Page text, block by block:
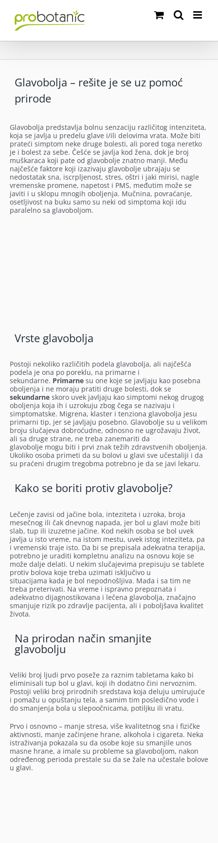
content
Glavobolja – rešite je se uz pomoć
prirode
Glavobolja predstavlja bolnu senzaciju različitog intenziteta,
koja se javlja u predelu glave i/ili delovima vrata. Može biti
prateći simptom neke druge bolesti, ali pored toga neretko
je i bolest za sebe. Češće se javlja kod žena, dok je broj
muškaraca koji pate od glavobolje znatno manji. Među
najčešće faktore koji izazivaju glavobolje ubrajaju se
nedostatak sna, iscrpljenost, stres, oštri i jaki mirisi, nagle
vremenske promene, napetost i PMS, međutim može se
javiti i u sklopu mnogih oboljenja. Mučnina, povraćanje,
osetljivost na buku samo su neki od simptoma koji idu
paralelno sa glavoboljom.
Vrste glavobolja
Postoji nekoliko različitih podela glavobolja, ali najčešća
podela je ona po poreklu, na primarne i
sekundarne. Primarne su one koje se javljaju kao posebna
oboljenja i ne moraju pratiti druge bolesti, dok se
sekundarne skoro uvek javljaju kao simptomi nekog drugog
oboljenja koja ih i uzrokuju zbog čega se nazivaju i
simptomatske. Migrena, klaster i tenziona glavobolja jesu
primarni tip, jer se javljaju posebno. Glavobolje su u velikom
broju slučajeva dobroćudne, odnosno ne ugrožavaju život,
ali sa druge strane, ne treba zanemariti da
glavobolje mogu biti i prvi znak težih zdravstvenih oboljenja.
Ukoliko osoba primeti da su bolovi u glavi sve učestaliji i da
su praćeni drugim tregobma potrebno je da se javi lekaru.
Kako se boriti protiv glavobolje?
Lečenje zavisi od jačine bola, inteziteta i uzroka, broja
mesečnog ili čak dnevnog napada, jer bol u glavi može biti
slab, tup ili izuzetne jačine. Kod nekih osoba se bol uvek
javlja u isto vreme, na istom mestu, uvek istog inteziteta, pa
i vremenski traje isto. Da bi se prepisala adekvatna terapija,
potrebno je uraditi kompletnu analizu na osnovu koje se
može dalje delati. U nekim slučajevima prepisuju se tablete
protiv bolova koje treba uzimati isključivo u
situacijama kada je bol nepodnošljiva. Mada i sa tim ne
treba preterivati. Na vreme i ispravno prepoznata i
adekvatno dijagnostikovana i lečena glavobolja, značajno
smanjuje rizik po zdravlje pacijenta, ali i poboljšava kvalitet
života.
Na prirodan način smanjite
glavobolju
Veliki broj ljudi prvo poseže za raznim tabletama kako bi
eliminisali tup bol u glavi, koji ih dodatno čini nervoznim.
Postoji veliki broj prirodnih sredstava koja deluju umirujuće
i pomažu u opuštanju tela, a samim tim posledično vode i
do smanjenja bola u slepoočnicama, potiljku ili vratu.
Prvo i osnovno – manje stresa, više kvalitetnog sna i fizičke
aktivnosti, manje začinjene hrane, alkohola i cigareta. Neka
istraživanja pokazala su da osobe koje su smanjile unos
masne hrane, a imale su probleme sa glavoboljom, nakon
određenog perioda prestale su da se žale na učestale bolove
u glavi.